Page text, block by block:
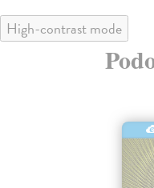
High-contrast mode